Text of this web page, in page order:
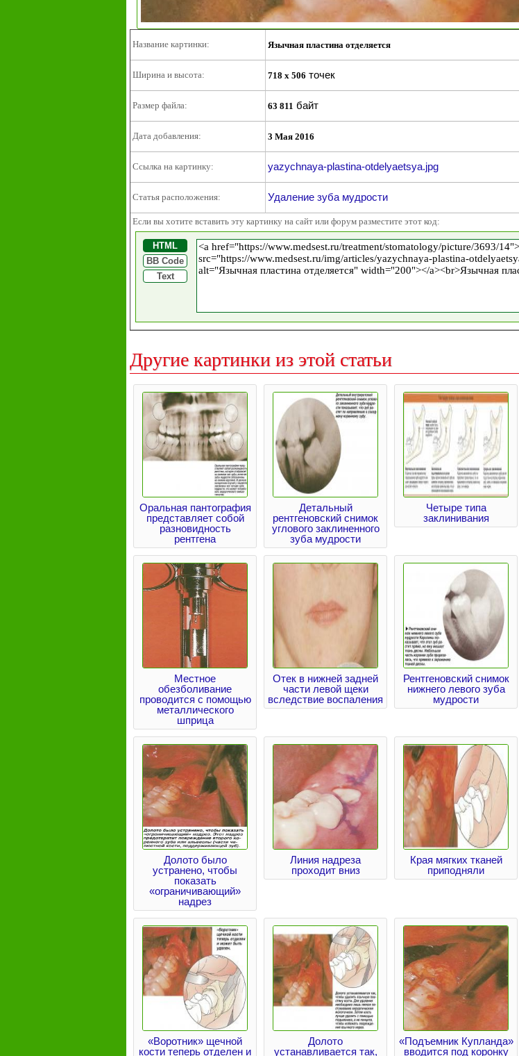
Название картинки: Язычная пластина отделяется
Ширина и высота: 718 x 506 точек
Размер файла: 63 811 байт
Дата добавления: 3 Мая 2016
Ссылка на картинку: yazychnaya-plastina-otdelyaetsya.jpg
Статья расположения: Удаление зуба мудрости
Если вы хотите вставить эту картинку на сайт или форум разместите этот код:
HTML
BB Code
Text
Другие картинки из этой статьи
Оральная пантография
представляет собой
разновидность
рентгена
Детальный
рентгеновский снимок
углового заклиненного
зуба мудрости
Четыре типа
заклинивания
Местное
обезболивание
проводится с помощью
металлического
шприца
Отек в нижней задней
части левой щеки
вследствие воспаления
Рентгеновский снимок
нижнего левого зуба
мудрости
Долото было
устранено, чтобы
показать
«ограничивающий»
надрез
Линия надреза
проходит вниз
Края мягких тканей
приподняли
«Воротник» щечной
кости теперь отделен и
Долото
устанавливается так,
«Подъемник Купланда»
вводится под коронку